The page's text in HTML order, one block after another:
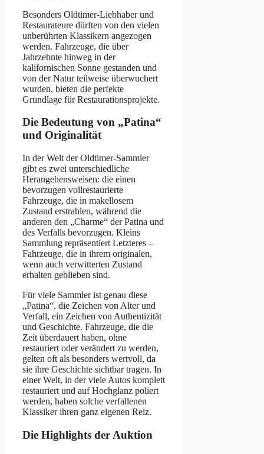
Besonders Oldtimer-Liebhaber und
Restaurateure dürften von den vielen
unberührten Klassikern angezogen
werden. Fahrzeuge, die über
Jahrzehnte hinweg in der
kalifornischen Sonne gestanden und
von der Natur teilweise überwuchert
wurden, bieten die perfekte
Grundlage für Restaurationsprojekte.
Die Bedeutung von „Patina“
und Originalität
In der Welt der Oldtimer-Sammler
gibt es zwei unterschiedliche
Herangehensweisen: die einen
bevorzugen vollrestaurierte
Fahrzeuge, die in makellosem
Zustand erstrahlen, während die
anderen den „Charme“ der Patina und
des Verfalls bevorzugen. Kleins
Sammlung repräsentiert Letzteres –
Fahrzeuge, die in ihrem originalen,
wenn auch verwitterten Zustand
erhalten geblieben sind.
Für viele Sammler ist genau diese
„Patina“, die Zeichen von Alter und
Verfall, ein Zeichen von Authentizität
und Geschichte. Fahrzeuge, die die
Zeit überdauert haben, ohne
restauriert oder verändert zu werden,
gelten oft als besonders wertvoll, da
sie ihre Geschichte sichtbar tragen. In
einer Welt, in der viele Autos komplett
restauriert und auf Hochglanz poliert
werden, haben solche verfallenen
Klassiker ihren ganz eigenen Reiz.
Die Highlights der Auktion